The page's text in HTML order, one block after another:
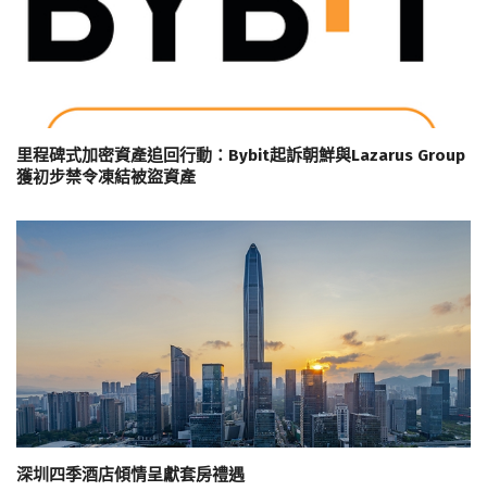
里程碑式加密資產追回行動：Bybit起訴朝鮮與Lazarus Group
獲初步禁令凍結被盜資產
深圳四季酒店傾情呈獻套房禮遇